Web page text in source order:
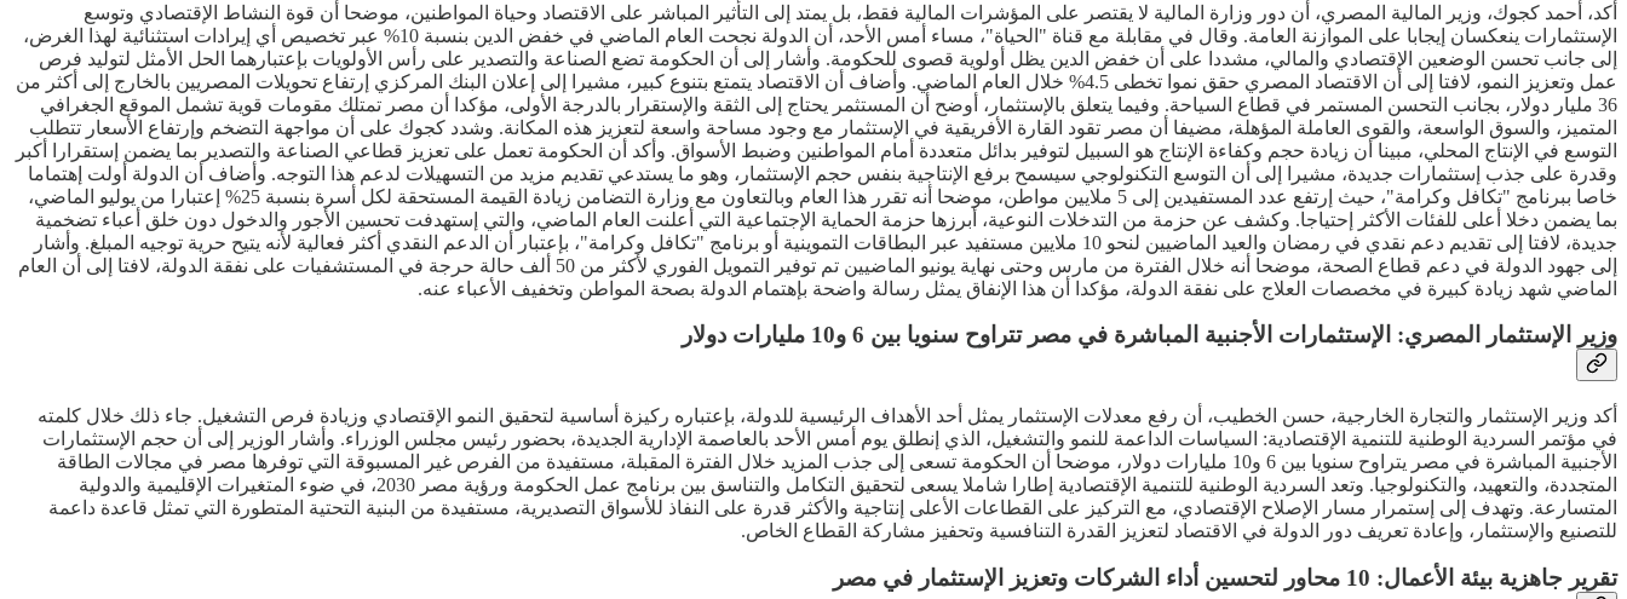
أكد، أحمد كجوك، وزير المالية المصري، أن دور وزارة المالية لا يقتصر على المؤشرات المالية فقط، بل يمتد إلى التأثير المباشر على الاقتصاد وحياة المواطنين، موضحا أن قوة النشاط الإقتصادي وتوسع
الإستثمارات ينعكسان إيجابا على الموازنة العامة. وقال في مقابلة مع قناة "الحياة"، مساء أمس الأحد، أن الدولة نجحت العام الماضي في خفض الدين بنسبة 10% عبر تخصيص أي إيرادات استثنائية لهذا الغرض،
إلى جانب تحسن الوضعين الإقتصادي والمالي، مشددا على أن خفض الدين يظل أولوية قصوى للحكومة. وأشار إلى أن الحكومة تضع الصناعة والتصدير على رأس الأولويات بإعتبارهما الحل الأمثل لتوليد فرص
عمل وتعزيز النمو، لافتا إلى أن الاقتصاد المصري حقق نموا تخطى 4.5% خلال العام الماضي. وأضاف أن الاقتصاد يتمتع بتنوع كبير، مشيرا إلى إعلان البنك المركزي إرتفاع تحويلات المصريين بالخارج إلى أكثر من
36 مليار دولار، بجانب التحسن المستمر في قطاع السياحة. وفيما يتعلق بالإستثمار، أوضح أن المستثمر يحتاج إلى الثقة والإستقرار بالدرجة الأولى، مؤكدا أن مصر تمتلك مقومات قوية تشمل الموقع الجغرافي
المتميز، والسوق الواسعة، والقوى العاملة المؤهلة، مضيفا أن مصر تقود القارة الأفريقية في الإستثمار مع وجود مساحة واسعة لتعزيز هذه المكانة. وشدد كجوك على أن مواجهة التضخم وإرتفاع الأسعار تتطلب
التوسع في الإنتاج المحلي، مبينا أن زيادة حجم وكفاءة الإنتاج هو السبيل لتوفير بدائل متعددة أمام المواطنين وضبط الأسواق. وأكد أن الحكومة تعمل على تعزيز قطاعي الصناعة والتصدير بما يضمن إستقرارا أكبر
وقدرة على جذب إستثمارات جديدة، مشيرا إلى أن التوسع التكنولوجي سيسمح برفع الإنتاجية بنفس حجم الإستثمار، وهو ما يستدعي تقديم مزيد من التسهيلات لدعم هذا التوجه. وأضاف أن الدولة أولت إهتماما
خاصا ببرنامج "تكافل وكرامة"، حيث إرتفع عدد المستفيدين إلى 5 ملايين مواطن، موضحا أنه تقرر هذا العام وبالتعاون مع وزارة التضامن زيادة القيمة المستحقة لكل أسرة بنسبة 25% إعتبارا من يوليو الماضي،
بما يضمن دخلا أعلى للفئات الأكثر إحتياجا. وكشف عن حزمة من التدخلات النوعية، أبرزها حزمة الحماية الإجتماعية التي أعلنت العام الماضي، والتي إستهدفت تحسين الأجور والدخول دون خلق أعباء تضخمية
جديدة، لافتا إلى تقديم دعم نقدي في رمضان والعيد الماضيين لنحو 10 ملايين مستفيد عبر البطاقات التموينية أو برنامج "تكافل وكرامة"، بإعتبار أن الدعم النقدي أكثر فعالية لأنه يتيح حرية توجيه المبلغ. وأشار
إلى جهود الدولة في دعم قطاع الصحة، موضحا أنه خلال الفترة من مارس وحتى نهاية يونيو الماضيين تم توفير التمويل الفوري لأكثر من 50 ألف حالة حرجة في المستشفيات على نفقة الدولة، لافتا إلى أن العام
الماضي شهد زيادة كبيرة في مخصصات العلاج على نفقة الدولة، مؤكدا أن هذا الإنفاق يمثل رسالة واضحة بإهتمام الدولة بصحة المواطن وتخفيف الأعباء عنه.
وزير الإستثمار المصري: الإستثمارات الأجنبية المباشرة في مصر تتراوح سنويا بين 6 و10 مليارات دولار
أكد وزير الإستثمار والتجارة الخارجية، حسن الخطيب، أن رفع معدلات الإستثمار يمثل أحد الأهداف الرئيسية للدولة، بإعتباره ركيزة أساسية لتحقيق النمو الإقتصادي وزيادة فرص التشغيل. جاء ذلك خلال كلمته
في مؤتمر السردية الوطنية للتنمية الإقتصادية: السياسات الداعمة للنمو والتشغيل، الذي إنطلق يوم أمس الأحد بالعاصمة الإدارية الجديدة، بحضور رئيس مجلس الوزراء. وأشار الوزير إلى أن حجم الإستثمارات
الأجنبية المباشرة في مصر يتراوح سنويا بين 6 و10 مليارات دولار، موضحا أن الحكومة تسعى إلى جذب المزيد خلال الفترة المقبلة، مستفيدة من الفرص غير المسبوقة التي توفرها مصر في مجالات الطاقة
المتجددة، والتعهيد، والتكنولوجيا. وتعد السردية الوطنية للتنمية الإقتصادية إطارا شاملا يسعى لتحقيق التكامل والتناسق بين برنامج عمل الحكومة ورؤية مصر 2030، في ضوء المتغيرات الإقليمية والدولية
المتسارعة. وتهدف إلى إستمرار مسار الإصلاح الإقتصادي، مع التركيز على القطاعات الأعلى إنتاجية والأكثر قدرة على النفاذ للأسواق التصديرية، مستفيدة من البنية التحتية المتطورة التي تمثل قاعدة داعمة
للتصنيع والإستثمار، وإعادة تعريف دور الدولة في الاقتصاد لتعزيز القدرة التنافسية وتحفيز مشاركة القطاع الخاص.
تقرير جاهزية بيئة الأعمال: 10 محاور لتحسين أداء الشركات وتعزيز الإستثمار في مصر